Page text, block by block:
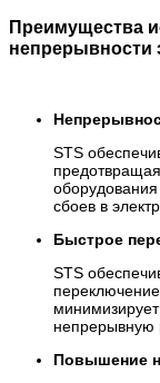
Преимущества
непрерывности
STS
оборудования
сбоев в
Быстрое
STS
непрерывную
Повышение